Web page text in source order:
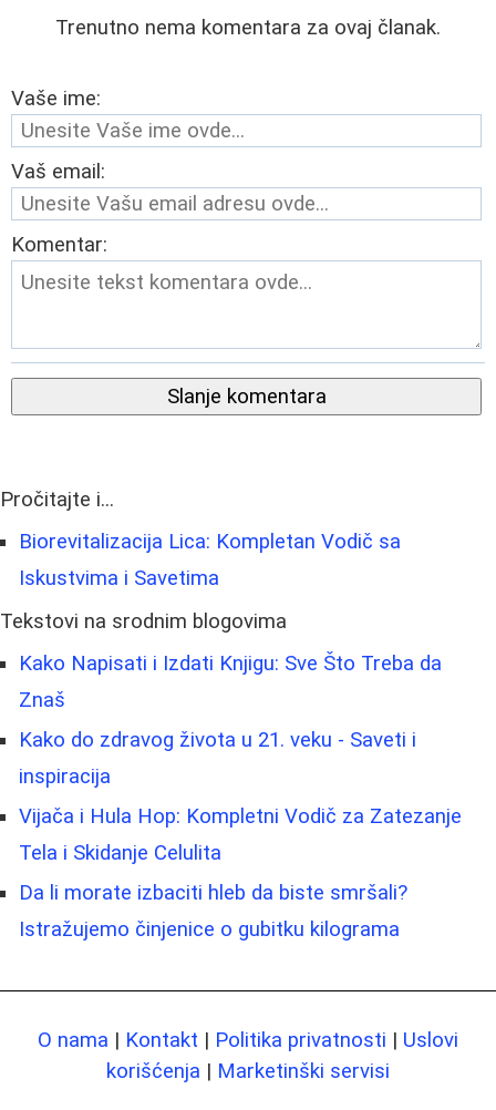
Trenutno nema komentara za ovaj članak.
Vaše ime:
Vaš email:
Komentar:
Slanje komentara
Pročitajte i...
Biorevitalizacija Lica: Kompletan Vodič sa
Iskustvima i Savetima
Tekstovi na srodnim blogovima
Kako Napisati i Izdati Knjigu: Sve Što Treba da
Znaš
Kako do zdravog života u 21. veku - Saveti i
inspiracija
Vijača i Hula Hop: Kompletni Vodič za Zatezanje
Tela i Skidanje Celulita
Da li morate izbaciti hleb da biste smršali?
Istražujemo činjenice o gubitku kilograma
O nama | Kontakt | Politika privatnosti | Uslovi
korišćenja | Marketinški servisi